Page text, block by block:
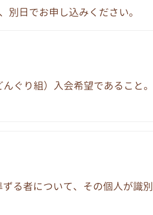
日でお申し込みください。
ぐり組）入会希望であること。
る者について、その個人が識別